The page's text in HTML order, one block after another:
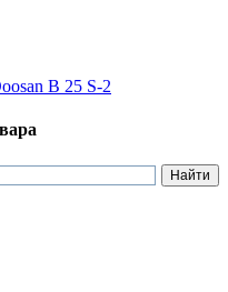
B 25 S-2